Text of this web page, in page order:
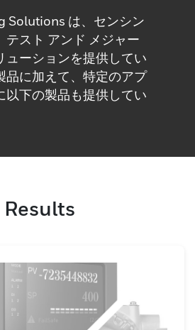
Solutions は、センシン
テスト アンド メジャー
ューションを提供してい
品に加えて、特定のアプ
以下の製品も提供してい